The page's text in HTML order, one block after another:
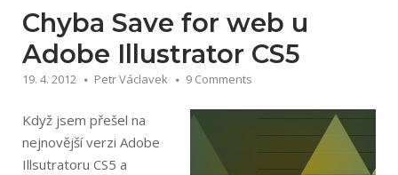
Chyba Save for web u
Adobe Illustrator CS5
19. 4. 2012 Petr Václavek 9 Comments
Když jsem přešel na
nejnovější verzi Adobe
Illsutratoru CS5 a